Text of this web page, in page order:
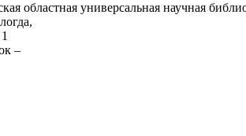
областная универсальная научная
–